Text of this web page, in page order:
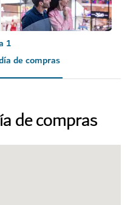
1
de compras
de compras